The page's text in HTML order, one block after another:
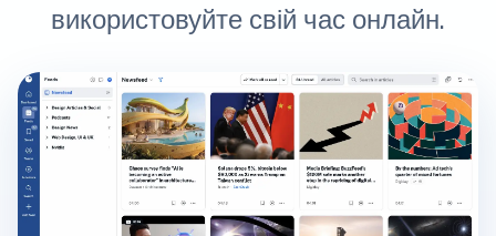
використовуйте свій час онлайн.